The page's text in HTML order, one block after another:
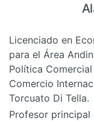
Licenciado en
para el Área
Política
Comercio
Torcuato Di Tella.
Profesor